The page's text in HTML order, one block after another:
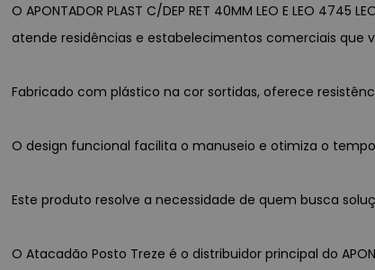
O APONTADOR PLAST C/DEP RET 40MM LEO E LEO
atende residências e estabelecimentos comerciais que
Fabricado com plástico na cor sortidas, oferece
O design funcional facilita o manuseio e otimiza o
Este produto resolve a necessidade de quem busca
O Atacadão Posto Treze é o distribuidor principal do